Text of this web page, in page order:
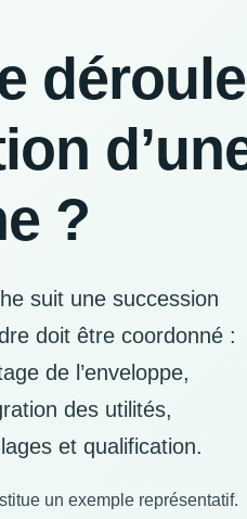
déroule
?
suit une succession
doit être coordonné :
de l’enveloppe,
des utilités,
et qualification.
un exemple représentatif.